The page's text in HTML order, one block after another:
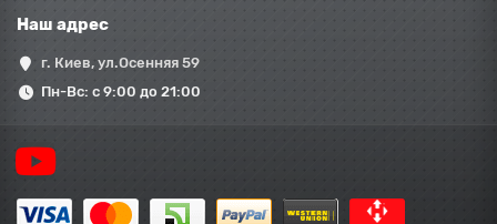
Наш адрес
г. Киев, ул.Осенняя 59
Пн-Вс: с 9:00 до 21:00